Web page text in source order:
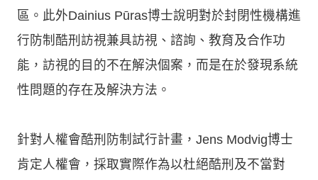
區。此外Dainius Pūras博士說明對於封閉性機構進
行防制酷刑訪視兼具訪視、諮詢、教育及合作功
能，訪視的目的不在解決個案，而是在於發現系統
性問題的存在及解決方法。
針對人權會酷刑防制試行計畫，Jens Modvig博士
肯定人權會，採取實際作為以杜絕酷刑及不當對